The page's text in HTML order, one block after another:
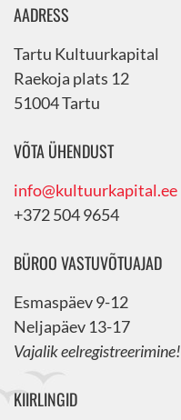
AADRESS
Tartu Kultuurkapital
Raekoja plats 12
51004 Tartu
VÕTA ÜHENDUST
info@kultuurkapital.ee
+372 504 9654
BÜROO VASTUVÕTUAJAD
Esmaspäev 9-12
Neljapäev 13-17
Vajalik eelregistreerimine!
KIIRLINGID